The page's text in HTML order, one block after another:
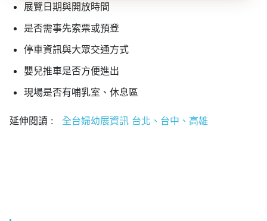
展覽日期與開放時間
是否需事先索票或預登
停車資訊與大眾交通方式
嬰兒推車是否方便進出
現場是否有哺乳室、休息區
延伸閱讀 : 全台婦幼展資訊 台北、台中、高雄